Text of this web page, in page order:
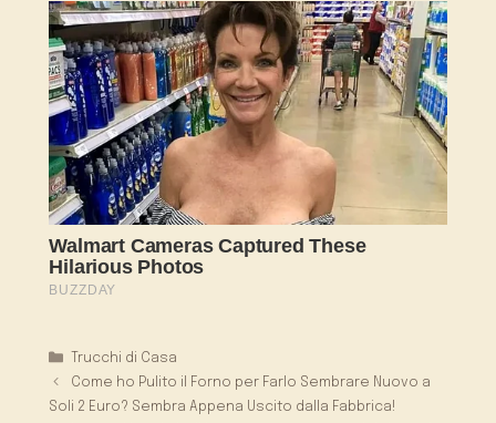
Categorie
Trucchi di Casa
Come ho Pulito il Forno per Farlo Sembrare Nuovo a
Soli 2 Euro? Sembra Appena Uscito dalla Fabbrica!